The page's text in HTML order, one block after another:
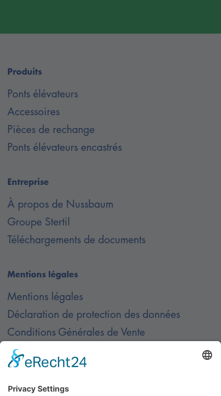
Produits
Ponts élévateurs
Accessoires
Pièces de rechange
Ponts élévateurs encastrés
Entreprise
À propos de Nussbaum
Groupe Stertil
Téléchargements de documents
Mentions légales
Mentions légales
Déclaration de protection des données
Conditions Générales de Vente
Contact
Contactez-nous